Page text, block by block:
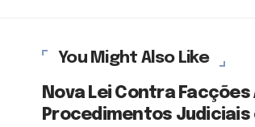
You Might Also Like
Nova Lei Contra
Procedimentos Judiciais